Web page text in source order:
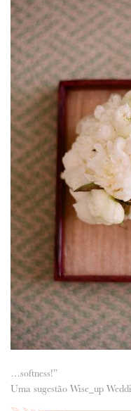
…softness!”
Uma sugestão Wise_up